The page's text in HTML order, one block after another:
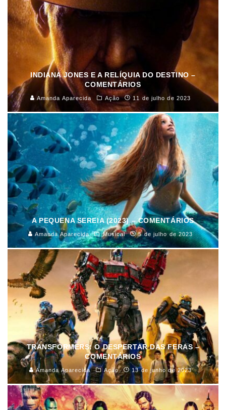
INDIANA JONES E A RELÍQUIA DO DESTINO –
COMENTÁRIOS
Amanda Aparecida Ação 11 de julho de 2023
A PEQUENA SEREIA (2023) – COMENTÁRIOS
Amanda Aparecida Musical 5 de julho de 2023
TRANSFORMERS: O DESPERTAR DAS FERAS –
COMENTÁRIOS
Amanda Aparecida Ação 13 de junho de 2023